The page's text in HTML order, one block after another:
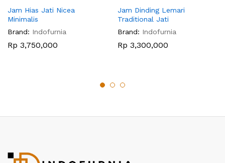
Jam Hias Jati Nicea
Minimalis
Brand: Indofurnia
Rp 3,750,000
Jam Dinding Lemari
Traditional Jati
Brand: Indofurnia
Rp 3,300,000